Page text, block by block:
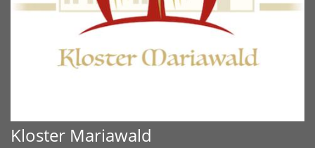
Kloster Mariawald